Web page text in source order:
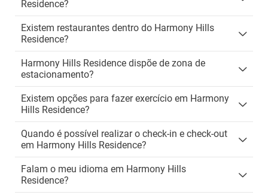
Residence?
Existem restaurantes dentro do Harmony Hills
Residence?
Harmony Hills Residence dispõe de zona de
estacionamento?
Existem opções para fazer exercício em Harmony
Hills Residence?
Quando é possível realizar o check-in e check-out
em Harmony Hills Residence?
Falam o meu idioma em Harmony Hills
Residence?